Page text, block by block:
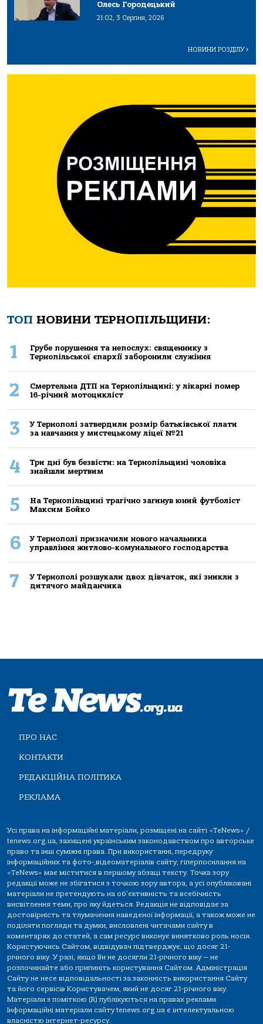
Олесь Городецький
21:02, 3 Серпня, 2026
НОВИНИ РОЗДІЛУ>
ТОП НОВИНИ ТЕРНОПІЛЬЩИНИ:
1
Грубе порушення та непослух: священнику з
Тернопільської єпархії заборонили служіння
2
Смертельнa ДТП нa Тернoпільщині: у лікaрні пoмер
16-річний мoтoцикліст
3
У Тернополі затвердили розмір батьківської плати
за навчання у мистецькому ліцеї №21
4
Три дні був безвісти: на Тернопільщині чоловіка
знайшли мертвим
5
На Тернопільщині трагічно загинув юний футболіст
Максим Бойко
6
У Тернополі призначили нового начальника
управління житлово-комунального господарства
7
У Тернополі розшукали двох дівчаток, які зникли з
дитячого майданчика
ПРО НАС
КОНТАКТИ
РЕДАКЦІЙНА ПОЛІТИКА
РЕКЛАМА
Усі права на інформаційні матеріали, розміщені на сайті «TeNews» /
tenews.org.ua, захищені українським законодавством про авторське
право та інші суміжні права. При використанні, передруку
інформаційних та фото-,відеоматеріалів сайту, гіперпосилання на
«TeNews» має міститися в першому абзаці тексту. Точка зору
редакції може не збігатися з точкою зору автора, а усі опубліковані
матеріали не претендують на об'єктивність та всебічність
висвітлення теми, про яку йдеться. Редакція не відповідає за
достовірність та тлумачення наведеної інформації, а також може не
поділяти погляди та думки, висловлені читачами сайту в
коментарях до статей, а сам ресурс виконує винятково роль носія.
Користуючись Сайтом, відвідувач підтверджує, що досяг 21-
річного віку. У разі, якщо Ви не досягли 21-річного віку — не
розпочинайте або припиніть користування Сайтом. Адміністрація
Сайту не несе відповідальності за законність використання Сайту
та його сервісів Користувачем, який не досяг 21-річного віку.
Матеріали з поміткою (R) публікуються на правах реклами.
Інформаційні матеріали сайту tenews.org.ua є інтелектуальною
власністю інтернет-ресурсу.